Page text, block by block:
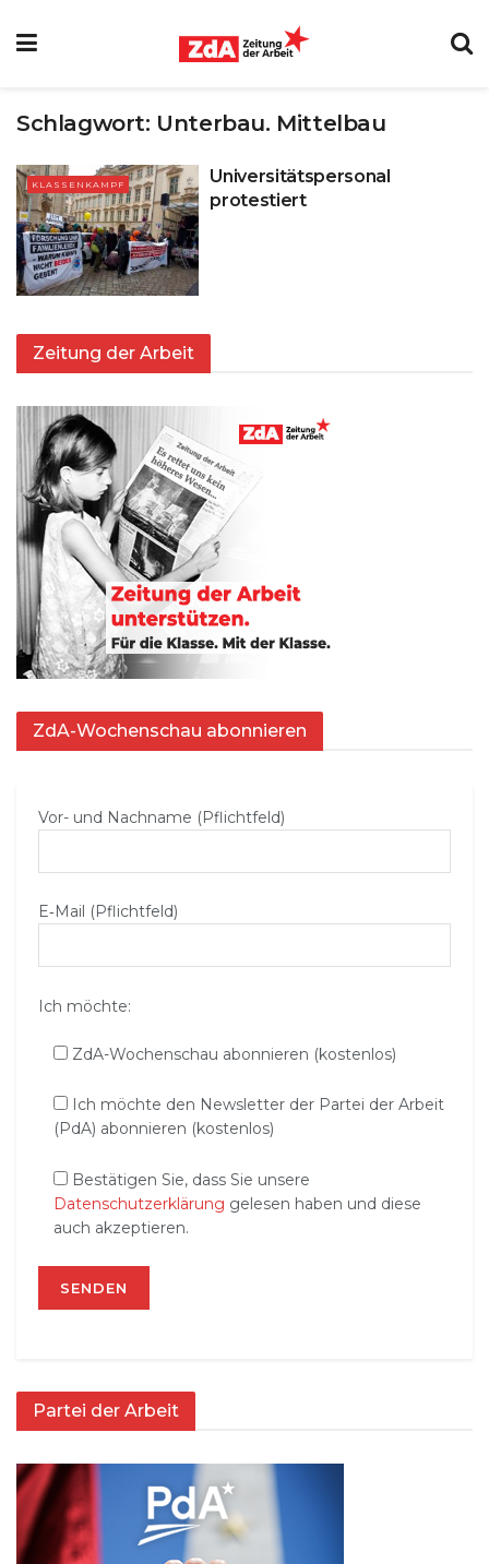
Schlagwort: Unterbau. Mittelbau
KLASSENKAMPF
Universitätspersonal
protestiert
Zeitung der Arbeit
ZdA-Wochenschau abonnieren
Vor- und Nachname (Pflichtfeld)
E‑Mail (Pflichtfeld)
Ich möchte:
ZdA-Wochenschau abonnieren (kostenlos)
Ich möchte den Newsletter der Partei der Arbeit
(PdA) abonnieren (kostenlos)
Bestätigen Sie, dass Sie unsere
Datenschutzerklärung gelesen haben und diese
auch akzeptieren.
Partei der Arbeit